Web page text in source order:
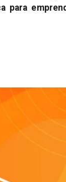
para